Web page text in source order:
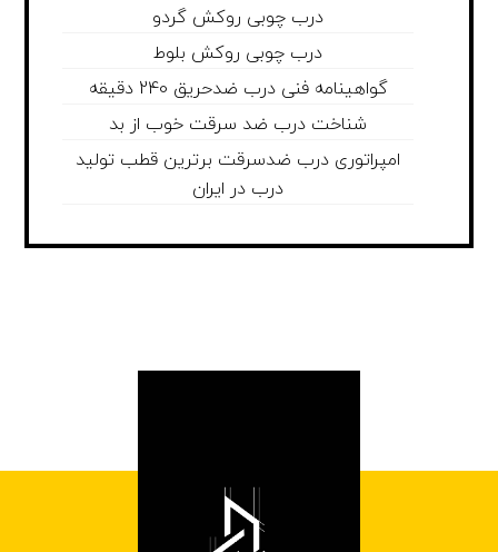
درب چوبی روکش گردو
درب چوبی روکش بلوط
گواهینامه فنی درب ضدحریق 240 دقیقه
شناخت درب ضد سرقت خوب از بد
امپراتوری درب ضدسرقت برترین قطب تولید
درب در ایران